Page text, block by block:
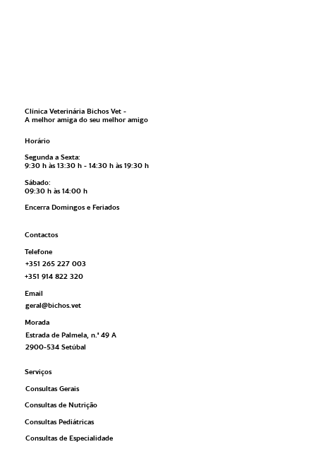
Serviços
Consultas Gerais
Consultas de Nutrição
Consultas Pediátricas
Consultas de Especialidade
Contactos
Telefone
+351 265 227 003
+351 914 822 320
Email
geral@bichos.vet
Morada
Estrada de Palmela, n.º 49 A
2900-534 Setúbal
Clínica Veterinária Bichos Vet -
A melhor amiga do seu melhor amigo
Horário
Segunda a Sexta:
9:30 h às 13:30 h - 14:30 h às 19:30 h
Sábado:
09:30 h às 14:00 h
Encerra Domingos e Feriados